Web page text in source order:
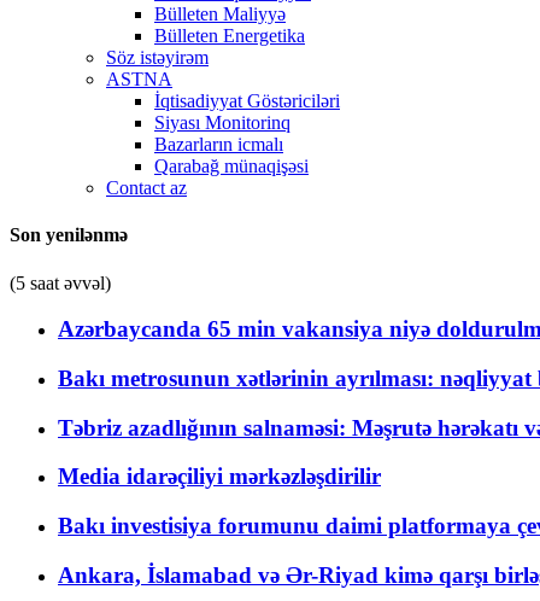
Bülleten Maliyyə
Bülleten Energetika
Söz istəyirəm
ASTNA
İqtisadiyyat Göstəriciləri
Siyası Monitorinq
Bazarların icmalı
Qarabağ münaqişəsi
Contact az
Son yenilənmə
(5 saat əvvəl)
Azərbaycanda 65 min vakansiya niyə
Bakı metrosunun xətlərinin ayrılması:
Təbriz azadlığının salnaməsi: Məşrutə hərəkatı
Media idarəçiliyi mərkəzləşdirilir
Bakı investisiya forumunu daimi platformaya
Ankara, İslamabad və Ər-Riyad kimə qarşı